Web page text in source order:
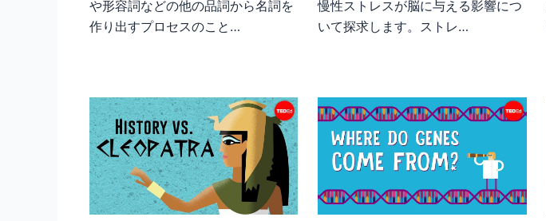
や形容詞などの他の品詞から名詞を
作り出すプロセスのこと…
慢性ストレスが脳に与える影響につ
いて探求します。ストレ…